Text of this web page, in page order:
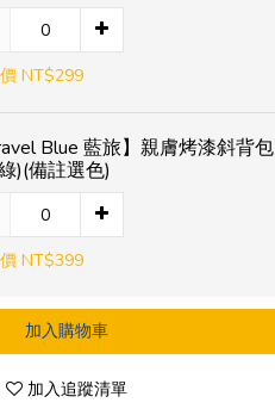
NT$299
Blue 藍旅】親膚烤漆斜背包
)(備註選色)
NT$399
加入購物車
加入追蹤清單